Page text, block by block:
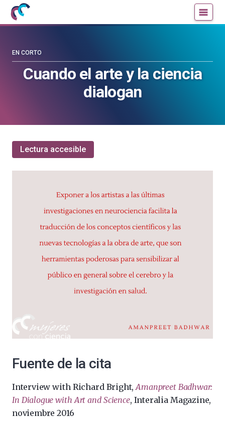
Mujeres
con
la
blog
la
Cuando el arte y la ciencia
dialogan
EN CORTO
Lectura accesible
Fuente de la cita
Interview with Richard Bright,Amanpreet Badhwar:
In Dialogue with Art and Science, Interalia Magazine,
noviembre 2016